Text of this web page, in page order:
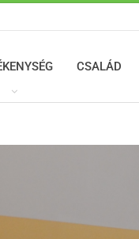
CSALÁD